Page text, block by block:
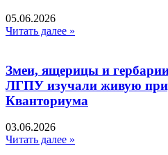
05.06.2026
Читать далее »
Змеи, ящерицы и
ЛГПУ изучали живую
Кванториума
03.06.2026
Читать далее »